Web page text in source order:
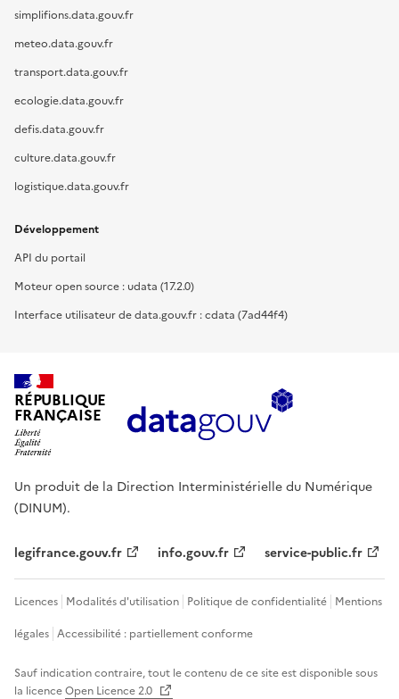
simplifions.data.gouv.fr
meteo.data.gouv.fr
transport.data.gouv.fr
ecologie.data.gouv.fr
defis.data.gouv.fr
culture.data.gouv.fr
logistique.data.gouv.fr
Développement
API du portail
Moteur open source : udata (17.2.0)
Interface utilisateur de data.gouv.fr : cdata (7ad44f4)
RÉPUBLIQUE
FRANÇAISE
Un produit de la Direction Interministérielle du Numérique
(DINUM).
legifrance.gouv.fr info.gouv.fr service-public.fr
Licences Modalités d'utilisation Politique de confidentialité Mentions
légales Accessibilité : partiellement conforme
Sauf indication contraire, tout le contenu de ce site est disponible sous
la licenceOpen Licence 2.0